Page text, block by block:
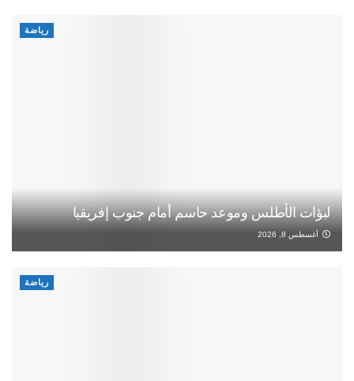
رياضة
لبؤات الأطلس وموعد حاسم أمام جنوب إفريقيا
أغسطس 8, 2026
رياضة